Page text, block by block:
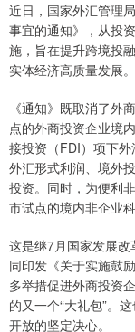
近日，国家外汇管理
事宜的通知》，从投
施，旨在提升跨境投
实体经济高质量发展。
《通知》既取消了外
点的外商投资企业境
接投资（FDI）项下
外汇形式利润、境外
投资。同时，为便利
市试点的境内非企业
这是继7月国家发展
同印发《关于实施鼓
多举措促进外商投资
的又一个“大礼包”。
开放的坚定决心。